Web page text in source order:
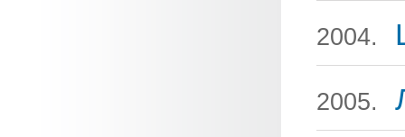
2004.
2005.